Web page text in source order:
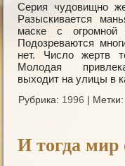
Серия чудовищно
Разыскивается
маске с огромной
Подозреваются
нет. Число жертв
Молодая
выходит на улицы в
Рубрика: 1996 | Метки:
И тогда мир